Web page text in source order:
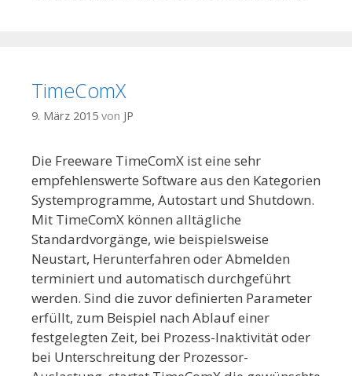
TimeComX
9. März 2015 von JP
Die Freeware TimeComX ist eine sehr
empfehlenswerte Software aus den Kategorien
Systemprogramme, Autostart und Shutdown.
Mit TimeComX können alltägliche
Standardvorgänge, wie beispielsweise
Neustart, Herunterfahren oder Abmelden
terminiert und automatisch durchgeführt
werden. Sind die zuvor definierten Parameter
erfüllt, zum Beispiel nach Ablauf einer
festgelegten Zeit, bei Prozess-Inaktivität oder
bei Unterschreitung der Prozessor-